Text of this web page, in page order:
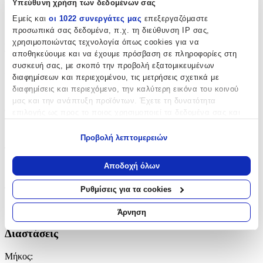
Υπεύθυνη χρήση των δεδομένων σας
Εμείς και οι 1022 συνεργάτες μας επεξεργαζόμαστε
προσωπικά σας δεδομένα, π.χ. τη διεύθυνση IP σας,
χρησιμοποιώντας τεχνολογία όπως cookies για να
αποθηκεύουμε και να έχουμε πρόσβαση σε πληροφορίες στη
συσκευή σας, με σκοπό την προβολή εξατομικευμένων
διαφημίσεων και περιεχομένου, τις μετρήσεις σχετικά με
διαφημίσεις και περιεχόμενο, την καλύτερη εικόνα του κοινού
μας και την ανάπτυξη προϊόντων. Έχετε τη δυνατότητα
Να συλλέξουμε πληροφορίες σχετικά με τη γεωγραφική
σας τοποθεσία, οι οποίες μπορεί να είναι ακριβείς σε
απόσταση μερικών μέτρων
Να αναγνωρίσουμε τη συσκευή σας σαρώνοντας ενεργά
για συγκεκριμένα χαρακτηριστικά (δακτυλικό αποτύπωμα)
Μάθετε περισσότερα σχετικά με τον τρόπο επεξεργασίας των
προσωπικών σας δεδομένων και καθορίστε τις προτιμήσεις σας
ανακαλέσετε τη συγκατάθεσή σας ανά πάσα στιγμή από τη
Προβολή λεπτομερειών
Αποδοχή όλων
Ρυθμίσεις για τα cookies
Άρνηση
Κατασκευαστής:
Next
Βασικά Χαρακτηριστικά
Χρώμα:
Πράσινο
Διαστάσεις
Μήκος: